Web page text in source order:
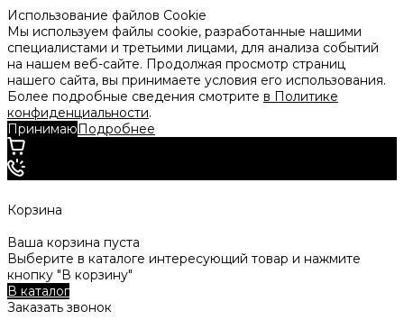
Использование файлов Cookie
Мы используем файлы cookie, разработанные нашими
специалистами и третьими лицами, для анализа событий
на нашем веб-сайте. Продолжая просмотр страниц
нашего сайта, вы принимаете условия его использования.
Более подробные сведения смотрите в Политике
конфиденциальности.
ПринимаюПодробнее
Корзина
Ваша корзина пуста
Выберите в каталоге интересующий товар и нажмите
кнопку "В корзину"
В каталог
Заказать звонок